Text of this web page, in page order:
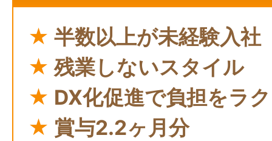
★ 半数以上が未経験入社
★ 残業しないスタイル
★ DX化促進で負担をラ
★ 賞与2.2ヶ月分